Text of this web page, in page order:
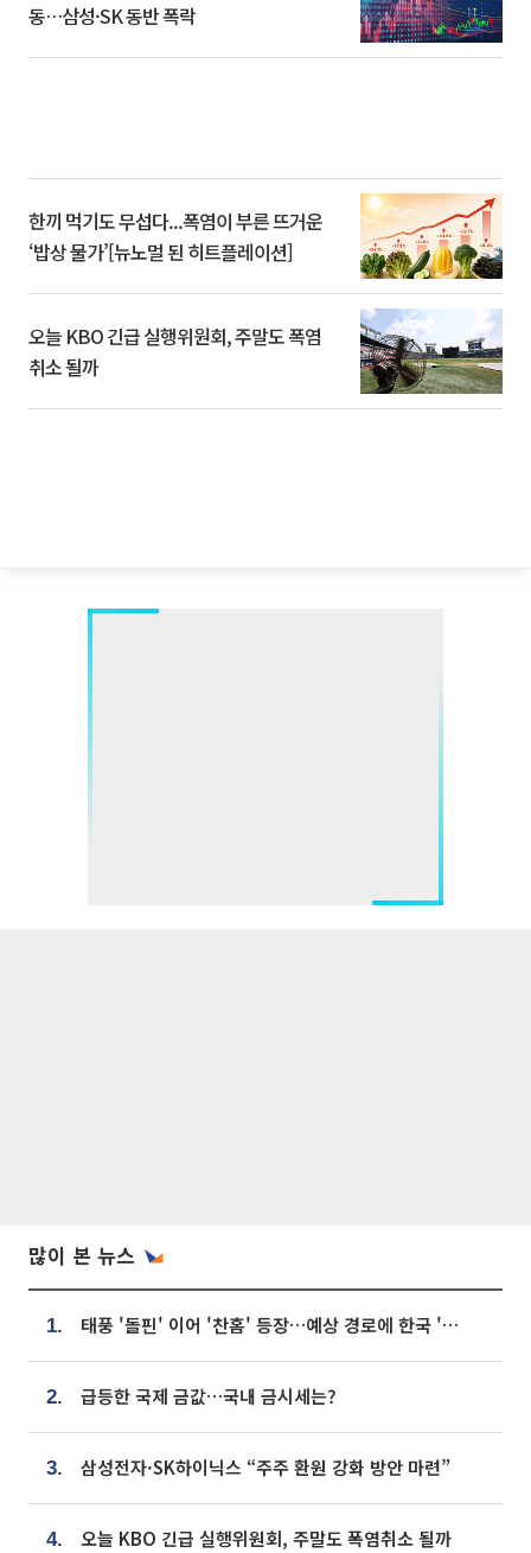
동…삼성·SK 동반 폭락
한끼 먹기도 무섭다...폭염이 부른 뜨거운
‘밥상 물가’[뉴노멀 된 히트플레이션]
오늘 KBO 긴급 실행위원회, 주말도 폭염
취소 될까
많이 본 뉴스
1. 태풍 '돌핀' 이어 '찬홈' 등장…예상 경로에 한국 '한숨'
2. 급등한 국제 금값…국내 금시세는?
3. 삼성전자·SK하이닉스 “주주 환원 강화 방안 마련”
4. 오늘 KBO 긴급 실행위원회, 주말도 폭염취소 될까